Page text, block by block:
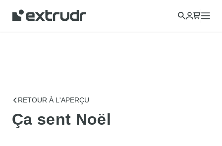
RETOUR À L'APERÇU
Ça sent Noël